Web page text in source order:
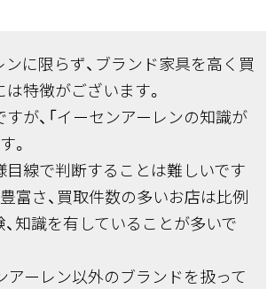
に限らず、ブランド家具を高く買
特徴がございます。
が、「イーセンアーレンの知識が
。
目線で判断することは難しいです
富さ、買取件数の多いお店は比例
、知識を有していることが多いで
アーレン以外のブランドを扱って